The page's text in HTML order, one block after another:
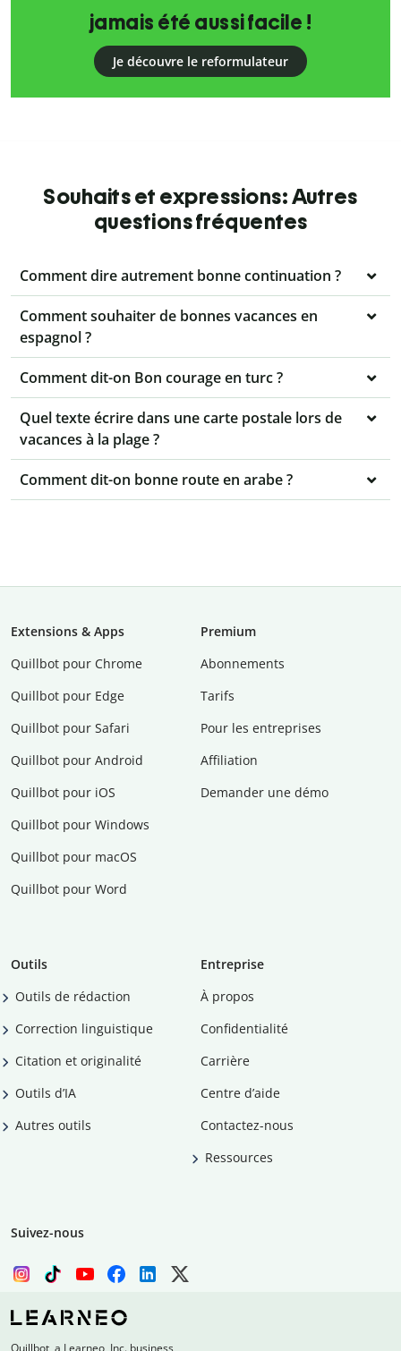
jamais été aussi facile !
Je découvre le reformulateur
Souhaits et expressions: Autres
questions fréquentes
Comment dire autrement bonne continuation ?
Comment souhaiter de bonnes vacances en
espagnol ?
Comment dit-on Bon courage en turc ?
Quel texte écrire dans une carte postale lors de
vacances à la plage ?
Comment dit-on bonne route en arabe ?
Extensions & Apps
Quillbot pour Chrome
Quillbot pour Edge
Quillbot pour Safari
Quillbot pour Android
Quillbot pour iOS
Quillbot pour Windows
Quillbot pour macOS
Quillbot pour Word
Premium
Abonnements
Tarifs
Pour les entreprises
Affiliation
Demander une démo
Outils
Outils de rédaction
Correction linguistique
Citation et originalité
Outils d’IA
Autres outils
Entreprise
À propos
Confidentialité
Carrière
Centre d’aide
Contactez-nous
Ressources
Suivez-nous